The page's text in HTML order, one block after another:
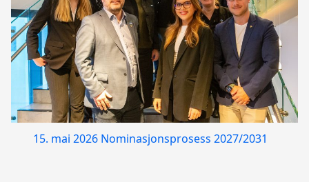
15. mai 2026 Nominasjonsprosess 2027/2031